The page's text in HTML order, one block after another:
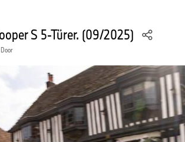
S 5-Türer. (09/2025)